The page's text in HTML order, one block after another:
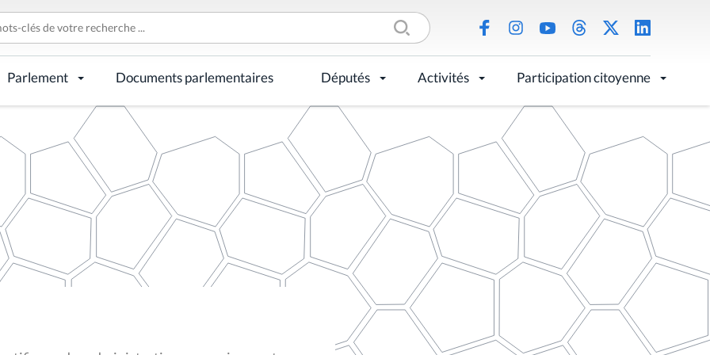
Parlement Documents parlementaires Députés Activités Participation citoyenne